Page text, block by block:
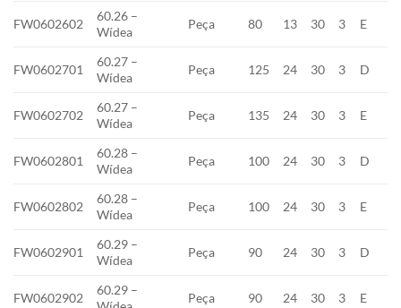
FW0602602
60.26 –
Wídea
Peça 80 13 30 3 E
FW0602701
60.27 –
Wídea
Peça 125 24 30 3 D
FW0602702
60.27 –
Wídea
Peça 135 24 30 3 E
FW0602801
60.28 –
Wídea
Peça 100 24 30 3 D
FW0602802
60.28 –
Wídea
Peça 100 24 30 3 E
FW0602901
60.29 –
Wídea
Peça 90 24 30 3 D
FW0602902
60.29 –
Peça 90 24 30 3 E